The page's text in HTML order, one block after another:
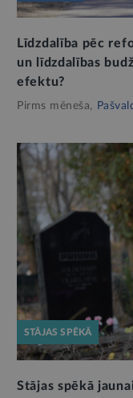
Līdzdalība pēc
un līdzdalības
efektu?
Pirms mēneša,
STĀJAS SPĒKĀ
Stājas spēkā